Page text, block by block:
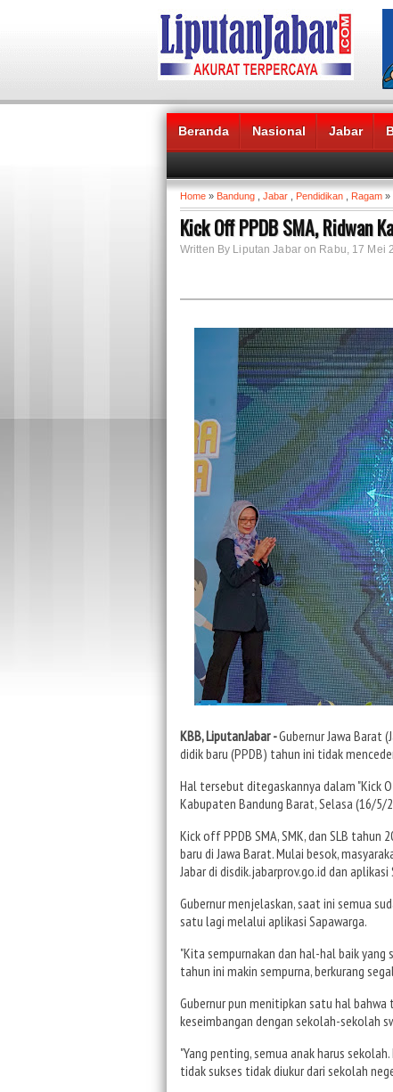
Beranda Nasional Jabar
Headlines News :
Home » Bandung Jabar Pendidikan Ragam »
Kick Off PPDB SMA, Ridwan
Written By Liputan Jabar on Rabu, 17 Mei
KBB, LiputanJabar -Gubernur Jawa Barat
didik baru (PPDB) tahun ini tidak
Hal tersebut ditegaskannya dalam "Kick
Kabupaten Bandung Barat, Selasa (16/5/
Kick off PPDB SMA, SMK, dan SLB
baru di Jawa Barat. Mulai besok,
Jabar di disdik.jabarprov.go.id dan aplikasi
Gubernur menjelaskan, saat ini semua
satu lagi melalui aplikasi Sapawarga.
"Kita sempurnakan dan hal-hal baik
tahun ini makin sempurna, berkurang
Gubernur pun menitipkan satu hal
keseimbangan dengan sekolah-sekolah
"Yang penting, semua anak harus
tidak sukses tidak diukur dari sekolah